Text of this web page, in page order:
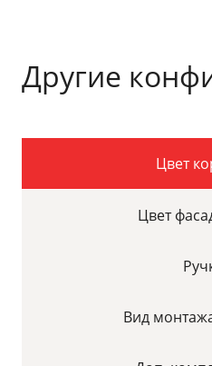
Другие
Цвет
Цвет
Вид